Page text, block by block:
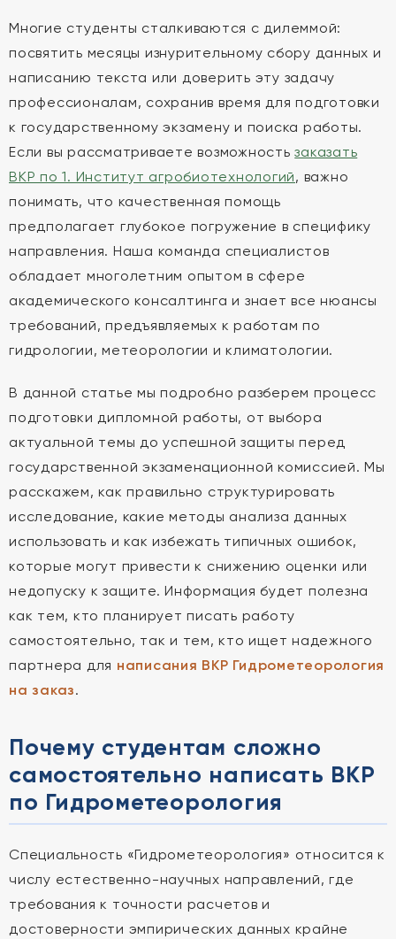
Многие студенты сталкиваются с дилеммой:
посвятить месяцы изнурительному сбору данных и
написанию текста или доверить эту задачу
профессионалам, сохранив время для подготовки
к государственному экзамену и поиска работы.
Если вы рассматриваете возможностьзаказать
ВКР по 1. Институт агробиотехнологий, важно
понимать, что качественная помощь
предполагает глубокое погружение в специфику
направления. Наша команда специалистов
обладает многолетним опытом в сфере
академического консалтинга и знает все нюансы
требований, предъявляемых к работам по
гидрологии, метеорологии и климатологии.
В данной статье мы подробно разберем процесс
подготовки дипломной работы, от выбора
актуальной темы до успешной защиты перед
государственной экзаменационной комиссией. Мы
расскажем, как правильно структурировать
исследование, какие методы анализа данных
использовать и как избежать типичных ошибок,
которые могут привести к снижению оценки или
недопуску к защите. Информация будет полезна
как тем, кто планирует писать работу
самостоятельно, так и тем, кто ищет надежного
партнера для написания ВКР Гидрометеорология
на заказ.
Почему студентам сложно
самостоятельно написать ВКР
по Гидрометеорология
Специальность «Гидрометеорология» относится к
числу естественно-научных направлений, где
требования к точности расчетов и
достоверности эмпирических данных крайне